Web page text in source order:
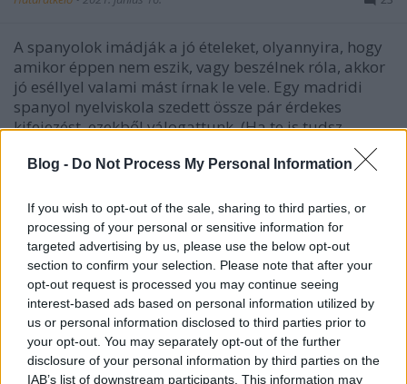
Blog - Do Not Process My Personal Information
If you wish to opt-out of the sale, sharing to third parties, or
processing of your personal or sensitive information for
targeted advertising by us, please use the below opt-out
section to confirm your selection. Please note that after your
opt-out request is processed you may continue seeing
interest-based ads based on personal information utilized by
us or personal information disclosed to third parties prior to
your opt-out. You may separately opt-out of the further
disclosure of your personal information by third parties on the
IAB’s list of downstream participants. This information may
A spanyolok imádják a jó ételeket, olyannyira, hogy
amikor éppen nem eszik, vagy beszélnek róla, akkor
jó eséllyel valami mást írnak le vele. Egy madridi
spanyol nyelviskola szedett össze pár érdekes
kifejezést, ezekből válogattunk. (Ha te is tudsz